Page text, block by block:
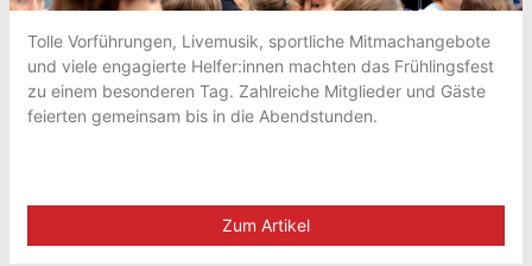
Tolle Vorführungen, Livemusik, sportliche Mitmachangebote
und viele engagierte Helfer:innen machten das Frühlingsfest
zu einem besonderen Tag. Zahlreiche Mitglieder und Gäste
feierten gemeinsam bis in die Abendstunden.
Zum Artikel